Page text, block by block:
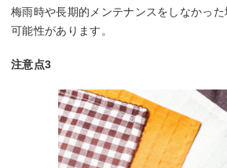
梅雨時や長期的メンテナンスをしなかっ
可能性があります。
注意点3